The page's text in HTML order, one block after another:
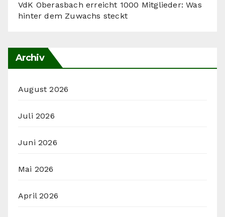
VdK Oberasbach erreicht 1000 Mitglieder: Was
hinter dem Zuwachs steckt
Archiv
August 2026
Juli 2026
Juni 2026
Mai 2026
April 2026